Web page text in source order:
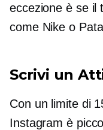
eccezione è se il
come Nike o
Scrivi un
Con un limite di
Instagram è